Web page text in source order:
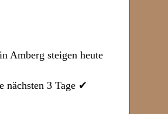
Amberg steigen heute
nächsten 3 Tage ✔